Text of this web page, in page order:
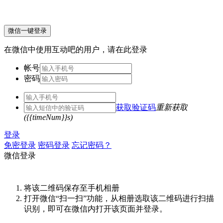
微信一键登录
在微信中使用互动吧的用户，请在此登录
帐号
密码
获取验证码重新获取
({{timeNum}}s)
登录
免密登录 密码登录 忘记密码？
微信登录
将该二维码保存至手机相册
打开微信“扫一扫”功能，从相册选取该二维码进行扫描
识别，即可在微信内打开该页面并登录。